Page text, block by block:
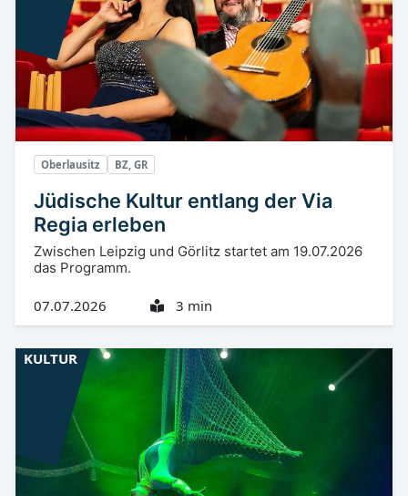
Oberlausitz BZ, GR
Jüdische Kultur entlang der Via
Regia erleben
Zwischen Leipzig und Görlitz startet am 19.07.2026
das Programm.
07.07.2026 3 min
KULTUR